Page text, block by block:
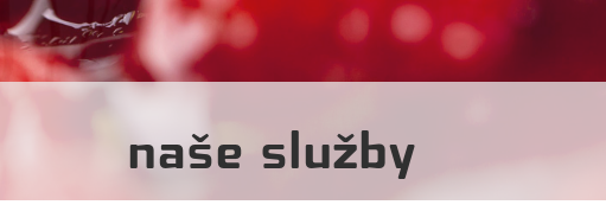
naše služby